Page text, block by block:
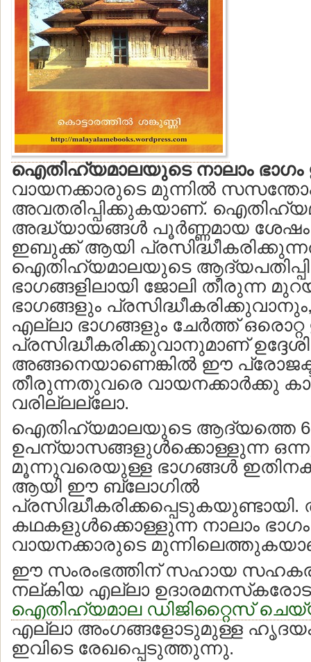
ഐതിഹ്യമാലയുടെ നാലാം
വായനക്കാരുടെ മുന്നില്‍
അവതരിപ്പിക്കുകയാണ്.
അദ്ധ്യായങ്ങള്‍ പൂര്‍ണ്ണമായ ശേഷം
ഇബുക്ക് ആയി
ഐതിഹ്യമാലയുടെ
ഭാഗങ്ങളിലായി ജോലി തീരുന്ന
ഭാഗങ്ങളും
എല്ലാ ഭാഗങ്ങളും ചേര്‍ത്ത്
പ്രസിദ്ധീകരിക്കുവാനുമാണ്
അങ്ങനെയാണെങ്കില്‍ ഈ
തീരുന്നതുവരെ വായനക്കാര്‍ക്കു
വരില്ലല്ലോ.
ഐതിഹ്യമാലയുടെ ആദ്യത്തെ
ഉപന്യാസങ്ങളുള്‍ക്കൊള്ളുന്ന
മൂന്നുവരെയുള്ള ഭാഗങ്ങള്‍
ആയി ഈ ബ്ലോഗില്‍
കഥകളുള്‍ക്കൊള്ളുന്ന നാലാം
വായനക്കാരുടെ
ഈ സംരംഭത്തിന് സഹായ
നല്കിയ എല്ലാ
ഐതിഹ്യമാല ഡിജിറ്റൈസ്
എല്ലാ അംഗങ്ങളോടുമുള്ള
ഇവിടെ രേഖപ്പെടുത്തുന്നു.